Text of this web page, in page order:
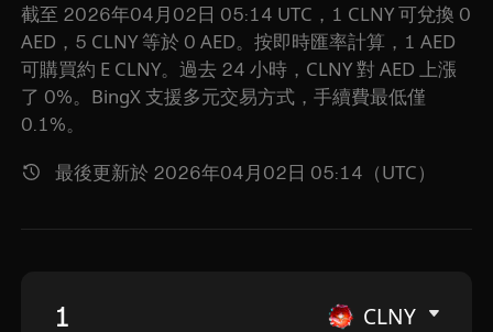
截至 2026年04月02日 05:14 UTC，1 CLNY 可兌換 0
AED，5 CLNY 等於 0 AED。按即時匯率計算，1 AED
可購買約 E CLNY。過去 24 小時，CLNY 對 AED 上漲
了 0%。BingX 支援多元交易方式，手續費最低僅
0.1%。
最後更新於 2026年04月02日 05:14（UTC）
CLNY